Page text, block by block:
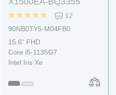
12
90NB0TY5-M04FB0
15.6" FHD
Core i5-1135G7
Intel Iris Xe